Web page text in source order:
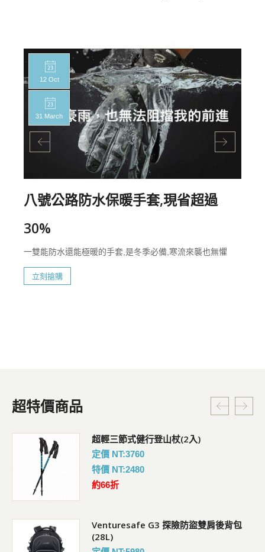
12 Oct
31 March
八號公路防水保暖手套,現省超過
30%
一雙能防水還能極暖的手套,是冬季必備,寒流來襲也無懼
立刻搶購
超特價商品
超輕三節式健行登山杖(2入)
定價 NT:3760
特價 NT:2480
約66折
Venturesafe G3 探險防盜雙肩後背包
(28L)